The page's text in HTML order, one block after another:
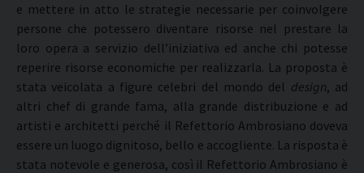
e mettere in atto le strategie necessarie per coinvolgere
persone che potessero diventare risorse nel prestare la
loro opera a servizio dell’iniziativa ed anche chi potesse
reperire risorse economiche per realizzarla. La proposta è
stata veicolata a figure celebri del mondo del design, ad
altri chef di grande fama, alla grande distribuzione e ad
artisti e architetti perché il Refettorio Ambrosiano doveva
essere un luogo dignitoso, bello e accogliente. La risposta è
stata notevole e generosa, così il Refettorio Ambrosiano è